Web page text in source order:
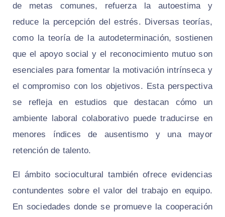
de metas comunes, refuerza la autoestima y
reduce la percepción del estrés. Diversas teorías,
como la teoría de la autodeterminación, sostienen
que el apoyo social y el reconocimiento mutuo son
esenciales para fomentar la motivación intrínseca y
el compromiso con los objetivos. Esta perspectiva
se refleja en estudios que destacan cómo un
ambiente laboral colaborativo puede traducirse en
menores índices de ausentismo y una mayor
retención de talento.
El ámbito sociocultural también ofrece evidencias
contundentes sobre el valor del trabajo en equipo.
En sociedades donde se promueve la cooperación